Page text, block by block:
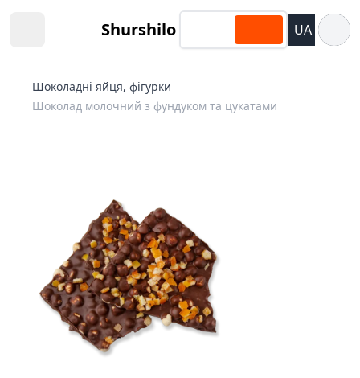
Shurshilo UA
Шоколадні яйця, фігурки
Шоколад молочний з фундуком та цукатами